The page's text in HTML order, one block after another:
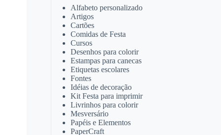
Alfabeto personalizado
Artigos
Cartões
Comidas de Festa
Cursos
Desenhos para colorir
Estampas para canecas
Etiquetas escolares
Fontes
Idéias de decoração
Kit Festa para imprimir
Livrinhos para colorir
Mesversário
Papéis e Elementos
PaperCraft